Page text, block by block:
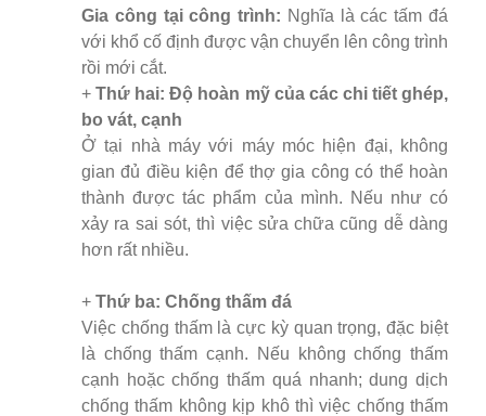
Gia công tại công trình: Nghĩa là các tấm đá
với khổ cố định được vận chuyển lên công trình
rồi mới cắt.
+Thứ hai: Độ hoàn mỹ của các chi tiết ghép,
bo vát, cạnh
Ở tại nhà máy với máy móc hiện đại, không
gian đủ điều kiện để thợ gia công có thể hoàn
thành được tác phẩm của mình. Nếu như có
xảy ra sai sót, thì việc sửa chữa cũng dễ dàng
hơn rất nhiều.
+ Thứ ba: Chống thấm đá
Việc chống thấm là cực kỳ quan trọng, đặc biệt
là chống thấm cạnh. Nếu không chống thấm
cạnh hoặc chống thấm quá nhanh; dung dịch
chống thấm không kịp khô thì việc chống thấm